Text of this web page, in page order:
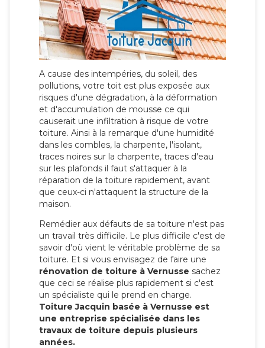
A cause des intempéries, du soleil, des
pollutions, votre toit est plus exposée aux
risques d'une dégradation, à la déformation
et d'accumulation de mousse ce qui
causerait une infiltration à risque de votre
toiture. Ainsi à la remarque d'une humidité
dans les combles, la charpente, l'isolant,
traces noires sur la charpente, traces d'eau
sur les plafonds il faut s'attaquer à la
réparation de la toiture rapidement, avant
que ceux-ci n'attaquent la structure de la
maison.
Remédier aux défauts de sa toiture n'est pas
un travail très difficile. Le plus difficile c'est de
savoir d'où vient le véritable problème de sa
toiture. Et si vous envisagez de faire une
rénovation de toiture à Vernusse sachez
que ceci se réalise plus rapidement si c'est
un spécialiste qui le prend en charge.
Toiture Jacquin basée à Vernusse est
une entreprise spécialisée dans les
travaux de toiture depuis plusieurs
années.